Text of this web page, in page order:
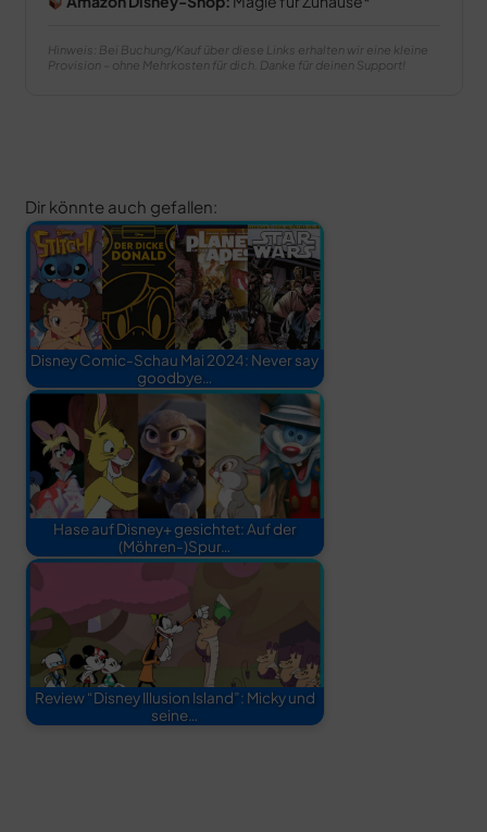
Hinweis: Bei Buchung/Kauf über diese Links erhalten wir eine kleine
Provision – ohne Mehrkosten für dich. Danke für deinen Support!
Dir könnte auch gefallen:
Disney Comic-Schau Mai 2024: Never say
goodbye…
Hase auf Disney+ gesichtet: Auf der
(Möhren-)Spur…
Review “Disney Illusion Island”: Micky und
seine…